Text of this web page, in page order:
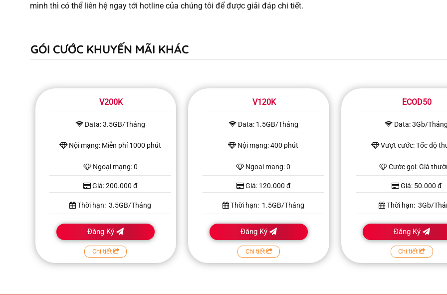
mình thì có thể liên hệ ngay tới hotline của chúng tôi để được giải đáp chi tiết.
GÓI CƯỚC KHUYẾN MÃI KHÁC
V200K
Data: 3.5GB/Tháng
Nội mạng: Miễn phí 1000 phút
Ngoại mạng: 0
Giá: 200.000 đ
Thời hạn: 3.5GB/Tháng
Đăng Ký
Chi tiết
V120K
Data: 1.5GB/Tháng
Nội mạng: 400 phút
Ngoại mạng: 0
Giá: 120.000 đ
Thời hạn: 1.5GB/Tháng
Đăng Ký
Chi tiết
ECOD50
Data: 3Gb/Tháng
Vượt cước: Tốc độ
Cước gọi: Giá
Giá: 50.000 đ
Thời hạn: 3Gb/
Đăng Ký
Chi tiết